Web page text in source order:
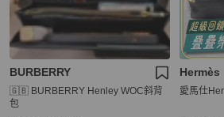
BURBERRY
🇬🇧 BURBERRY Henley WOC斜背
包
Hermès
愛馬仕